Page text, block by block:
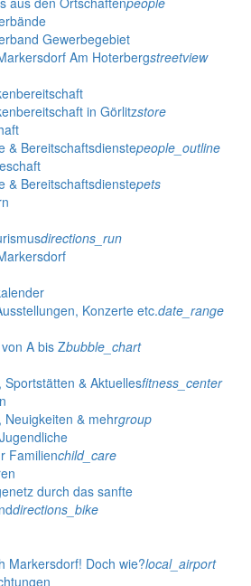
Gewerbegebiet
Am Hoterbergstreetview
in Görlitzstore
& Bereitschaftsdienstepeople_outline
& Bereitschaftsdienstepets
directions_run
Konzerte etc.date_range
A bis Zbubble_chart
Sportstätten & Aktuellesfitness_center
Neuigkeiten & mehrgroup
Familienchild_care
durch das sanfte
directions_bike
Markersdorf! Doch wie?local_airport